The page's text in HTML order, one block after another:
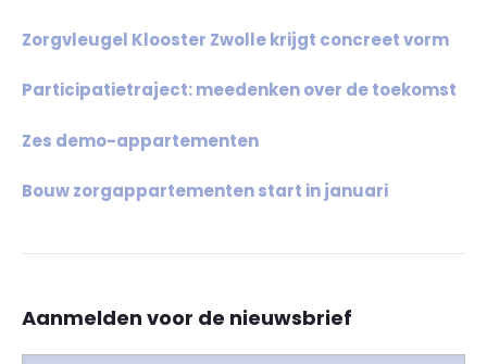
Zorgvleugel Klooster Zwolle krijgt concreet vorm
Participatietraject: meedenken over de toekomst
Zes demo-appartementen
Bouw zorgappartementen start in januari
Aanmelden voor de nieuwsbrief